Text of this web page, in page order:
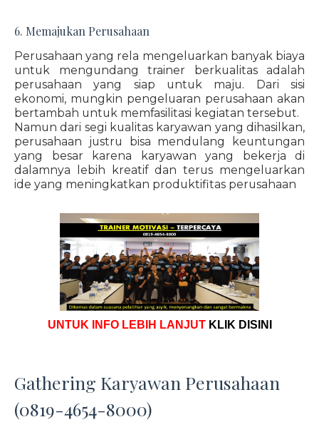
6. Memajukan Perusahaan
Perusahaan yang rela mengeluarkan banyak biaya
untuk mengundang trainer berkualitas adalah
perusahaan yang siap untuk maju. Dari sisi
ekonomi, mungkin pengeluaran perusahaan akan
bertambah untuk memfasilitasi kegiatan tersebut.
Namun dari segi kualitas karyawan yang dihasilkan,
perusahaan justru bisa mendulang keuntungan
yang besar karena karyawan yang bekerja di
dalamnya lebih kreatif dan terus mengeluarkan
ide yang meningkatkan produktifitas perusahaan
UNTUK INFO LEBIH LANJUT KLIK DISINI
Gathering Karyawan Perusahaan
(0819-4654-8000)